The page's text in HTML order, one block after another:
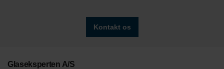
Kontakt os
Glaseksperten A/S